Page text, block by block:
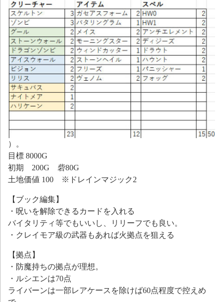
）。
目標 8000G
初期 200G 砦80G
土地価値 100 ※ドレインマジック2
【ブック編集】
・呪いを解除できるカードを入れる
バイタリティ等でもいいし、リリーフでも良い。
・クレイモア級の武器もあれば火拠点を狙える
【拠点】
・防魔持ちの拠点が理想。
・ルシエンは70点
ライバーンは一部レアケースを除けば60点程度で控えめ